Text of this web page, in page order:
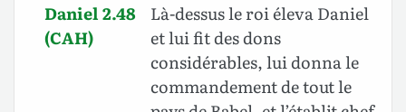
Daniel 2.48
(CAH)
Là-dessus le roi éleva Daniel
et lui fit des dons
considérables, lui donna le
commandement de tout le